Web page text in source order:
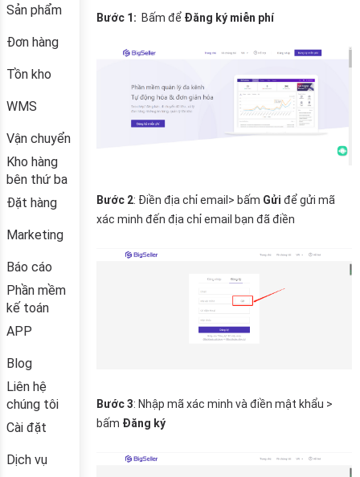
Sản phẩm
Đơn hàng
Tồn kho
WMS
Vận chuyển
Kho hàng
bên thứ ba
Đặt hàng
Marketing
Báo cáo
Phần mềm
kế toán
APP
Blog
Liên hệ
chúng tôi
Cài đặt
Dịch vụ